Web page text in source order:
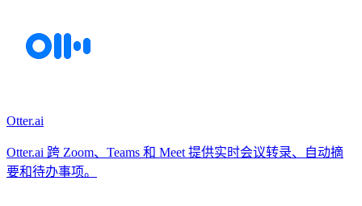
Otter.ai
Otter.ai 跨 Zoom、Teams 和 Meet 提供实时会议转录、自动摘
要和待办事项。